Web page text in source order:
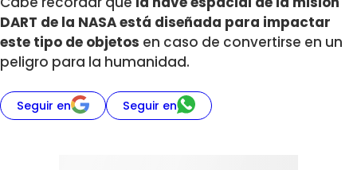
DART de la NASA está diseñada para impactar
este tipo de objetos en caso de convertirse en un
peligro para la humanidad.
Seguir en Seguir en